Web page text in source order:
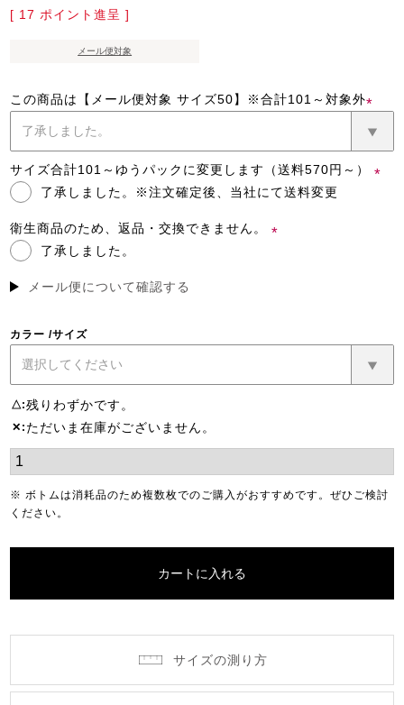
[ 17 ポイント進呈 ]
メール便対象
この商品は【メール便対象 サイズ50】※合計101～対象外
(必
須)
サイズ合計101～ゆうパックに変更します（送料570円～）
了承しました。※注文確定後、当社にて送料変更
衛生商品のため、返品・交換できません。
了承しました。
メール便について確認する
カラー サイズ
△ 残りわずかです。
✕ ただいま在庫がございません。
※ ボトムは消耗品のため複数枚でのご購入がおすすめです。ぜひご検討
ください。
カートに入れる
サイズの測り方